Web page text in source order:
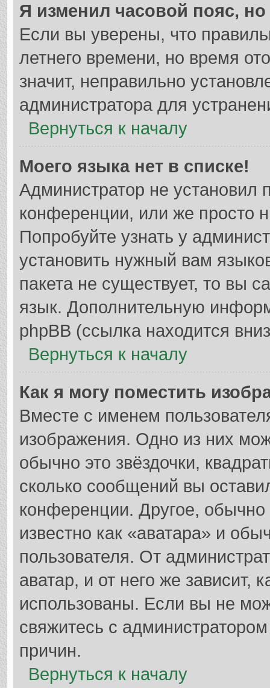
Я изменил часовой пояс,
Если вы уверены, что
летнего времени, но время
значит, неправильно
администратора для
Вернуться к началу
Моего языка нет в списке!
Администратор не установил
конференции, или же просто
Попробуйте узнать у
установить нужный вам
пакета не существует, то вы
язык. Дополнительную
phpBB (ссылка находится
Вернуться к началу
Как я могу поместить
Вместе с именем
изображения. Одно из них
обычно это звёздочки,
сколько сообщений вы
конференции. Другое,
известно как «аватара» и
пользователя. От
аватар, и от него же зависит,
использованы. Если вы не
свяжитесь с
причин.
Вернуться к началу